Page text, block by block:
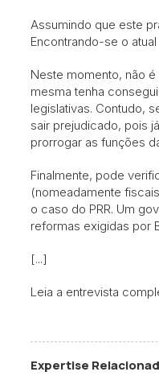
Assumindo que este
Encontrando-se o
Neste momento, não
mesma tenha
legislativas. Contudo,
sair prejudicado, pois
prorrogar as funções
Finalmente, pode
(nomeadamente
o caso do PRR. Um
reformas exigidas por
[...]
Leia a entrevista
Expertise